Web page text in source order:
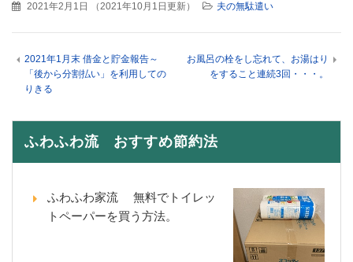
2021年2月1日 （2021年10月1日更新） 夫の無駄遣い
2021年1月末 借金と貯金報告～
「後から分割払い」を利用しての
りきる
お風呂の栓をし忘れて、お湯はり
をすること連続3回・・・。
ふわふわ流 おすすめ節約法
ふわふわ家流 無料でトイレッ
トペーパーを買う方法。